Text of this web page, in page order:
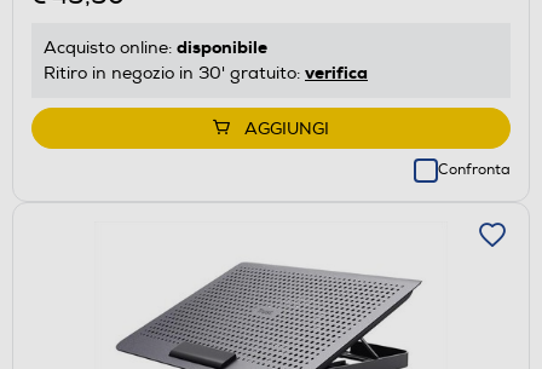
Acquisto online: disponibile
Ritiro in negozio in 30' gratuito: verifica
AGGIUNGI
Confronta